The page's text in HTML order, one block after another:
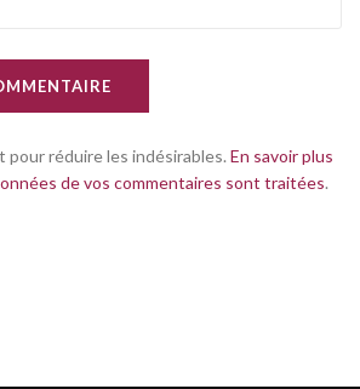
réduire les indésirables. En savoir plus
de vos commentaires sont traitées.